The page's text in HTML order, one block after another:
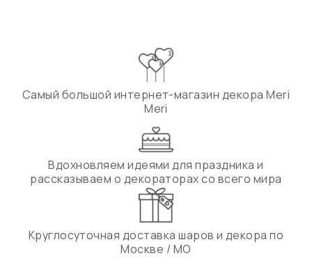
Самый большой интернет-магазин декора Meri
Meri
Вдохновляем идеями для праздника и
рассказываем о декораторах со всего мира
Круглосуточная доставка шаров и декора по
Москве / МО